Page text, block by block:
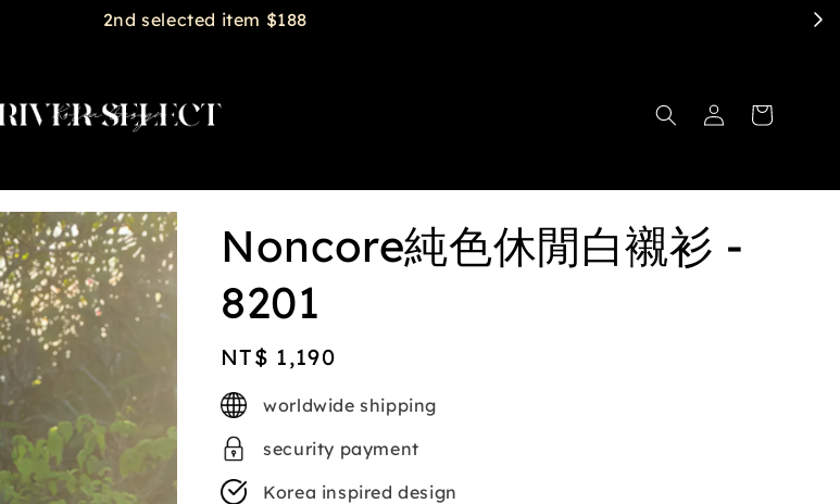
2nd selected item $188
Noncore純色休閒白襯衫 -
8201
Regular
price
NT$ 1,190
worldwide shipping
security payment
Korea inspired design